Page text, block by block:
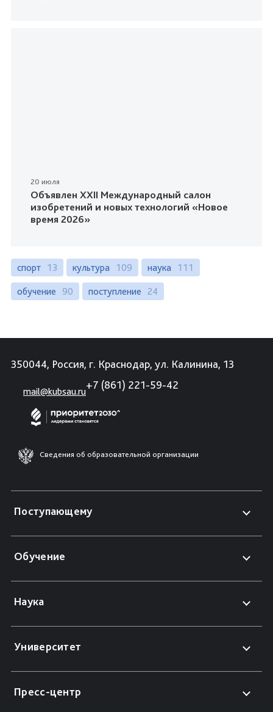
20 июля
Объявлен XXII Международный салон
изобретений и новых технологий «Новое
время 2026»
спорт 13 культура 109 наука 111
обучение 90 поступление 24
350044, Россия, г. Краснодар, ул. Калинина, 13
mail@kubsau.ru
+7 (861) 221-59-42
Сведения об образовательной организации
Поступающему
Обучение
Наука
Университет
Пресс-центр